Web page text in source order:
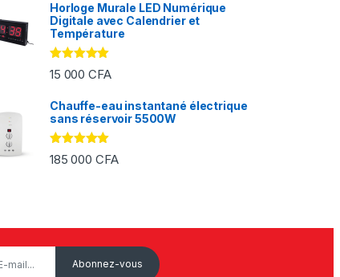
000 CFA
Horloge Murale LED Numérique
Digitale avec Calendrier et
Température
Note5.00
sur 5
15 000CFA
Chauffe-eau instantané électrique
sans réservoir 5500W
Note5.00
sur 5
185 000 CFA